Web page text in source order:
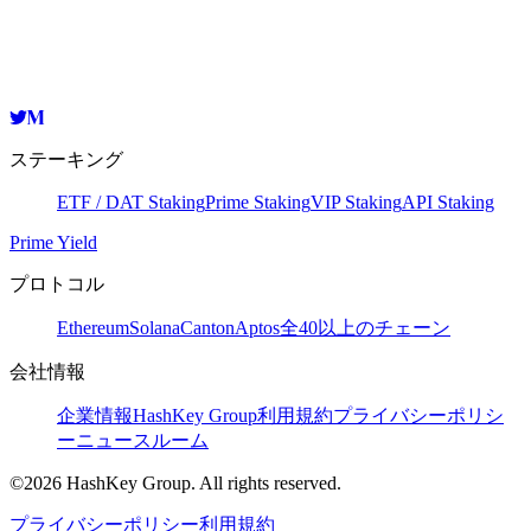
ステーキング
ETF / DAT StakingPrime StakingVIP StakingAPI Staking
Prime Yield
プロトコル
EthereumSolanaCantonAptos全40以上のチェーン
会社情報
企業情報HashKey Group利用規約プライバシーポリシ
ーニュースルーム
©2026 HashKey Group. All rights reserved.
プライバシーポリシー利用規約